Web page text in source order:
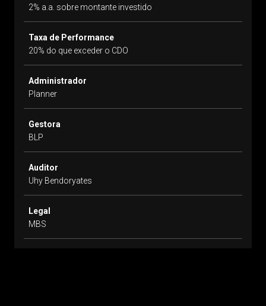
2% a.a. sobre montante investido
Taxa de Performance
20% do que exceder o CDO
Administrador
Planner
Gestora
BLP
Auditor
Uhy Bendoryates
Legal
MBS